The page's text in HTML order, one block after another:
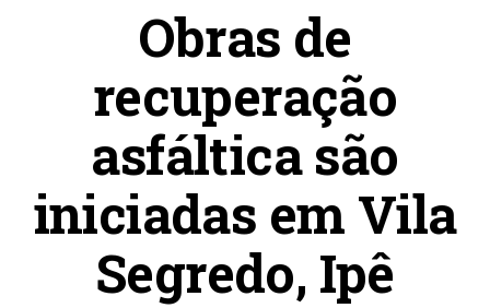
Obras de
recuperação
asfáltica são
iniciadas em Vila
Segredo, Ipê